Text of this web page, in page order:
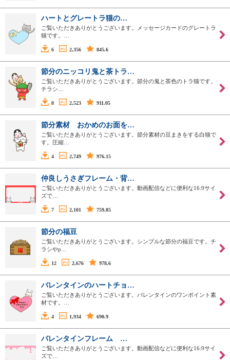
ハートとグレートラ猫の…
ご覧いただきありがとうございます。メッセージカードのグレートラ
猫です。…
6 2,356 845.6
節分のニッコリ鬼と茶トラ…
ご覧いただきありがとうございます。節分の鬼と茶色のトラ猫です。
チラシ…
8 2,523 911.05
節分素材 おかめのお面を…
ご覧いただきありがとうございます。節分素材の豆まきをする白猫で
す。圧縮…
4 2,749 976.15
仲良しうさぎフレーム・背…
ご覧いただきありがとうございます。動画配信などに便利な16:9サイ
ズで…
7 2,101 759.85
節分の福豆
ご覧いただきありがとうございます。シンプルな節分の福豆です。チ
ラシやp…
12 2,676 978.6
バレンタインのハートチョ…
ご覧いただきありがとうございます。バレンタインのワンポイント素
材です。…
4 1,934 690.9
バレンタインフレーム …
ご覧いただきありがとうございます。動画配信などに便利な16:9サイ
ズで…